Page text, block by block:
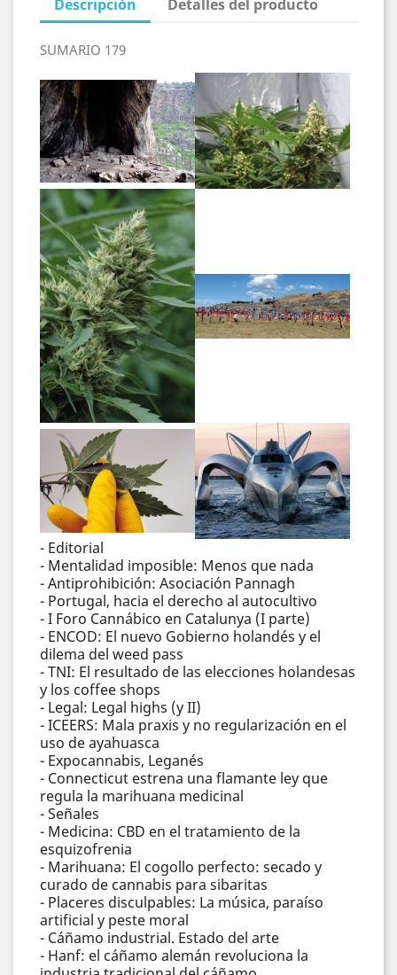
Descripción Detalles del producto
SUMARIO 179
- Editorial
- Mentalidad imposible: Menos que nada
- Antiprohibición: Asociación Pannagh
- Portugal, hacia el derecho al autocultivo
- I Foro Cannábico en Catalunya (I parte)
- ENCOD: El nuevo Gobierno holandés y el
dilema del weed pass
- TNI: El resultado de las elecciones holandesas
y los coffee shops
- Legal: Legal highs (y II)
- ICEERS: Mala praxis y no regularización en el
uso de ayahuasca
- Expocannabis, Leganés
- Connecticut estrena una flamante ley que
regula la marihuana medicinal
- Señales
- Medicina: CBD en el tratamiento de la
esquizofrenia
- Marihuana: El cogollo perfecto: secado y
curado de cannabis para sibaritas
- Placeres disculpables: La música, paraíso
artificial y peste moral
- Cáñamo industrial. Estado del arte
- Hanf: el cáñamo alemán revoluciona la